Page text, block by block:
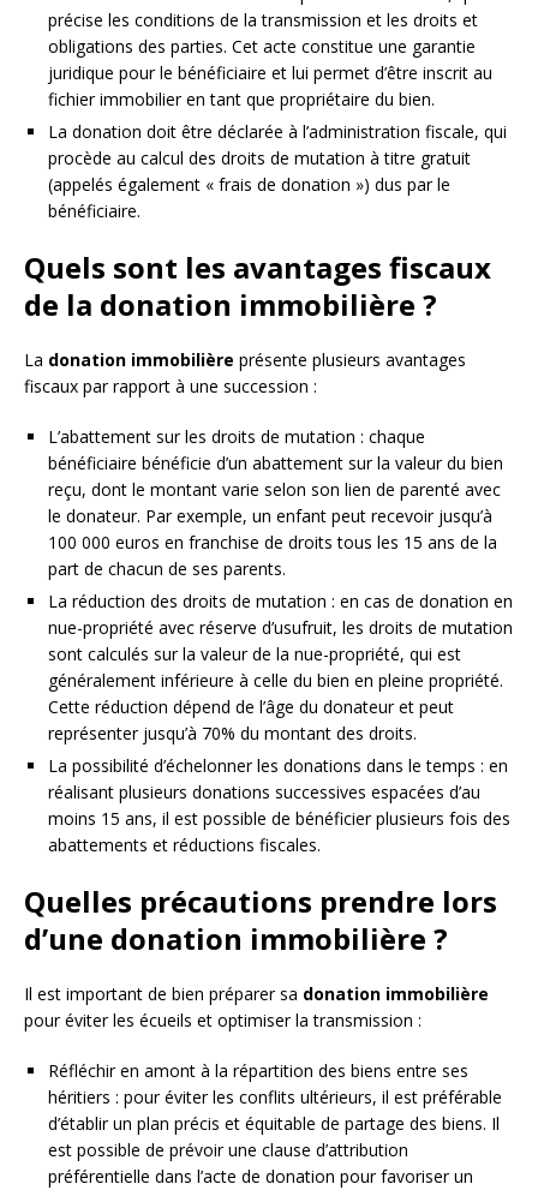
précise les conditions de la transmission et les droits et
obligations des parties. Cet acte constitue une garantie
juridique pour le bénéficiaire et lui permet d’être inscrit au
fichier immobilier en tant que propriétaire du bien.
La donation doit être déclarée à l’administration fiscale, qui
procède au calcul des droits de mutation à titre gratuit
(appelés également « frais de donation ») dus par le
bénéficiaire.
Quels sont les avantages fiscaux
de la donation immobilière ?
La donation immobilière présente plusieurs avantages
fiscaux par rapport à une succession :
L’abattement sur les droits de mutation : chaque
bénéficiaire bénéficie d’un abattement sur la valeur du bien
reçu, dont le montant varie selon son lien de parenté avec
le donateur. Par exemple, un enfant peut recevoir jusqu’à
100 000 euros en franchise de droits tous les 15 ans de la
part de chacun de ses parents.
La réduction des droits de mutation : en cas de donation en
nue-propriété avec réserve d’usufruit, les droits de mutation
sont calculés sur la valeur de la nue-propriété, qui est
généralement inférieure à celle du bien en pleine propriété.
Cette réduction dépend de l’âge du donateur et peut
représenter jusqu’à 70% du montant des droits.
La possibilité d’échelonner les donations dans le temps : en
réalisant plusieurs donations successives espacées d’au
moins 15 ans, il est possible de bénéficier plusieurs fois des
abattements et réductions fiscales.
Quelles précautions prendre lors
d’une donation immobilière ?
Il est important de bien préparer sa donation immobilière
pour éviter les écueils et optimiser la transmission :
Réfléchir en amont à la répartition des biens entre ses
héritiers : pour éviter les conflits ultérieurs, il est préférable
d’établir un plan précis et équitable de partage des biens. Il
est possible de prévoir une clause d’attribution
préférentielle dans l’acte de donation pour favoriser un